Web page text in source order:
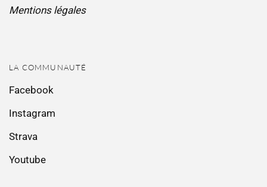
Mentions légales
LA COMMUNAUTÉ
Facebook
Instagram
Strava
Youtube